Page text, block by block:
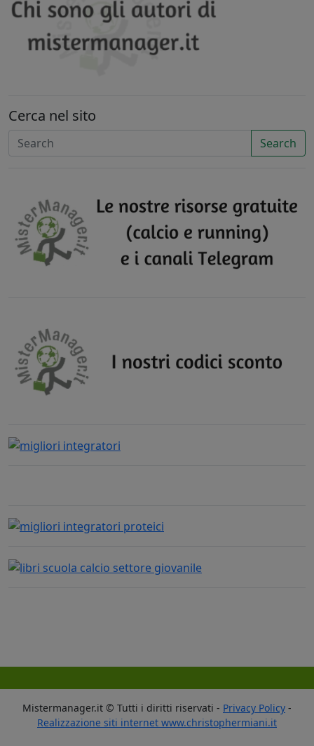
Cerca nel sito
Search
Mistermanager.it © Tutti i diritti riservati - Privacy Policy -
Realizzazione siti internet www.christophermiani.it